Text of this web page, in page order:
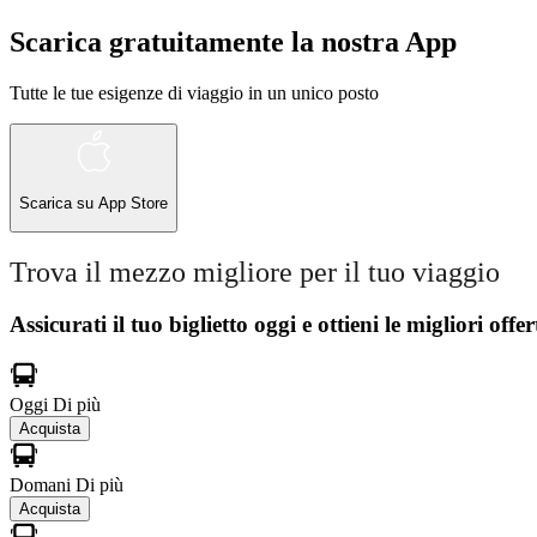
Scarica gratuitamente la nostra App
Tutte le tue esigenze di viaggio in un unico posto
Scarica su App Store
Trova il mezzo migliore per il tuo viaggio
Assicurati il ​​tuo biglietto oggi e ottieni le migliori
Oggi Di più
Acquista
Domani Di più
Acquista